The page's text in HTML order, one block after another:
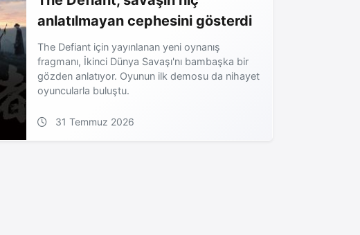
anlatılmayan cephesini gösterdi
The Defiant için yayınlanan yeni oynanış
fragmanı, İkinci Dünya Savaşı'nı bambaşka bir
gözden anlatıyor. Oyunun ilk demosu da nihayet
oyuncularla buluştu.
31 Temmuz 2026